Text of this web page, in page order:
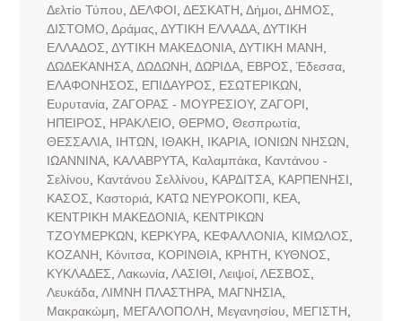
Δελτίο Τύπου ΔΕΛΦΟΙ ΔΕΣΚΑΤΗ Δήμοι, ΔΗΜΟΣ
ΔΙΣΤΟΜΟ Δράμας ΔΥΤΙΚΗ ΕΛΛΑΔΑ, ΔΥΤΙΚΗ
ΕΛΛΑΔΟΣ ΔΥΤΙΚΗ ΜΑΚΕΔΟΝΙΑ, ΔΥΤΙΚΗ ΜΑΝΗ
ΔΩΔΕΚΑΝΗΣΑ, ΔΩΔΩΝΗ ΔΩΡΙΔΑ, ΕΒΡΟΣ Έδεσσα,
ΕΛΑΦΟΝΗΣΟΣ
ΕΠΙΔΑΥΡΟΣ ΕΣΩΤΕΡΙΚΩΝ
Ευρυτανία, ΖΑΓΟΡΑΣ - ΜΟΥΡΕΣΙΟΥ, ΖΑΓΟΡΙ
ΗΠΕΙΡΟΣ
ΗΡΑΚΛΕΙΟ ΘΕΡΜΟ Θεσπρωτία,
ΘΕΣΣΑΛΙΑ, ΙΗΤΩΝ ΙΘΑΚΗ ΙΚΑΡΙΑ, ΙΟΝΙΩΝ ΝΗΣΩΝ
ΙΩΑΝΝΙΝΑ, ΚΑΛΑΒΡΥΤΑ, Καλαμπάκα, Καντάνου -
Σελίνου
Καντάνου Σελλίνου ΚΑΡΔΙΤΣΑ, ΚΑΡΠΕΝΗΣΙ
ΚΑΣΟΣ
Καστοριά, ΚΑΤΩ ΝΕΥΡΟΚΟΠΙ ΚΕΑ,
ΚΕΝΤΡΙΚΗ ΜΑΚΕΔΟΝΙΑ, ΚΕΝΤΡΙΚΩΝ
ΤΖΟΥΜΕΡΚΩΝ
ΚΕΡΚΥΡΑ, ΚΕΦΑΛΛΟΝΙΑ, ΚΙΜΩΛΟΣ
ΚΟΖΑΝΗ
Κόνιτσα, ΚΟΡΙΝΘΙΑ, ΚΡΗΤΗ ΚΥΘΝΟΣ
ΚΥΚΛΑΔΕΣ Λακωνία, ΛΑΣΙΘΙ Λειψοί, ΛΕΣΒΟΣ
Λευκάδα, ΛΙΜΝΗ ΠΛΑΣΤΗΡΑ, ΜΑΓΝΗΣΙΑ,
Μακρακώμη
ΜΕΓΑΛΟΠΟΛΗ Μεγανησίου ΜΕΓΙΣΤΗ